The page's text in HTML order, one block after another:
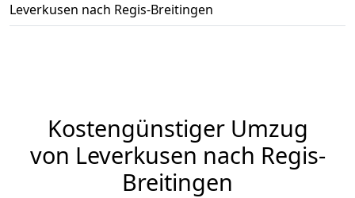
Leverkusen nach Regis-Breitingen
Kostengünstiger Umzug
von Leverkusen nach Regis-
Breitingen